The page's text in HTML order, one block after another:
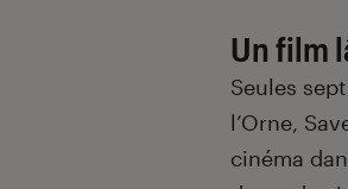
Un film
Seules
l’Orne,
cinéma